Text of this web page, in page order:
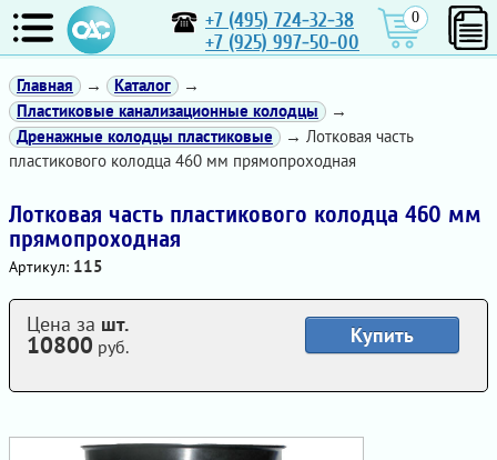
+7 (495) 724-32-38
+7 (925) 997-50-00
0
Главная → Каталог
→
Пластиковые канализационные колодцы
→
Дренажные колодцы пластиковые
→ Лотковая часть
пластикового колодца 460 мм прямопроходная
Лотковая часть пластикового колодца 460 мм
прямопроходная
Артикул: 115
Купить
Цена за шт.
10800 руб.